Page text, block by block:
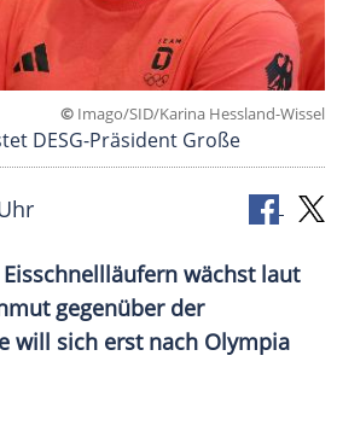
© Imago/SID/Karina Hessland-Wissel
DESG-Präsident Große
wächst laut
gegenüber der
will sich erst nach Olympia